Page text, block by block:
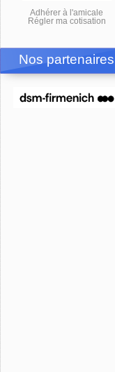
Adhérer à l'amicale
Régler ma cotisation
Nos partenaires